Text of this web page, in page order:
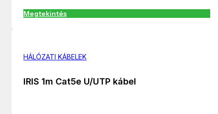
Megtekintés
HÁLÓZATI KÁBELEK
IRIS 1m Cat5e U/UTP kábel